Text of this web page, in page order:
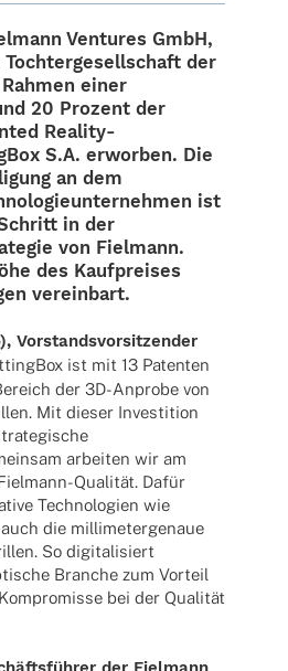
Ventures GmbH,
der
einer
20 Prozent der
Reality-
S.A. erwor­ben. Die
an dem
ist
in der
von Fiel­mann.
des Kauf­prei­ses
vereinbart.
Vorstands­vor­sit­zen­der
ist mit 13 Paten­ten
der 3D-Anprobe von
Mit dieser Inves­ti­tion
arbei­ten wir am
Quali­­tät. Dafür
Tech­no­lo­gien wie
die milli­me­ter­ge­naue
So digi­ta­li­siert
Bran­che zum Vorteil
bei der Quali­tät